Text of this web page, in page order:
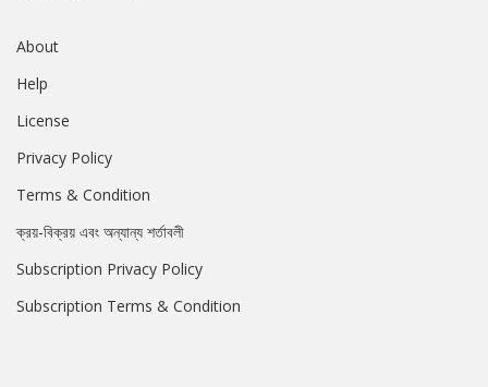
About
Help
License
Privacy Policy
Terms & Condition
ক্রয়-বিক্রয় এবং অন্যান্য শর্তাবলী
Subscription Privacy Policy
Subscription Terms & Condition